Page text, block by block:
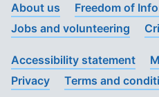
About us
Freedom of
Jobs and volunteering
Accessibility statement
Privacy
Terms and